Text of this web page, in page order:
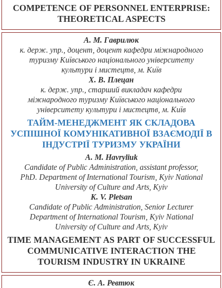
COMPETENCE OF PERSONNEL ENTERPRISE:
THEORETICAL ASPECTS
А. М. Гаврилюк
к. держ. упр., доцент, доцент кафедри міжнародного
туризму Київського національного університету
культури і мистецтв, м. Київ
Х. В. Плецан
к. держ. упр., старший викладач кафедри
міжнародного туризму Київського національного
університету культури і мистецтв, м. Київ
ТАЙМ-МЕНЕДЖМЕНТ ЯК СКЛАДОВА
УСПІШНОЇ КОМУНІКАТИВНОЇ ВЗАЄМОДІЇ В
ІНДУСТРІЇ ТУРИЗМУ УКРАЇНИ
A. M. Havryliuk
Candidate of Public Administration, assistant professor,
PhD. Department of International Tourism, Kyiv National
University of Culture and Arts, Kyiv
K. V. Pletsan
Candidate of Public Administration, Senior Lecturer
Department of International Tourism, Kyiv National
University of Culture and Arts, Kyiv
TIME MANAGEMENT AS PART OF SUCCESSFUL
COMMUNICATIVE INTERACTION THE
TOURISM INDUSTRY IN UKRAINE
Є. А. Ревтюк